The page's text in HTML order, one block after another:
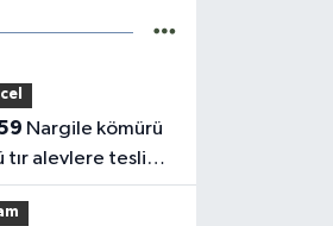
tır alevlere teslim